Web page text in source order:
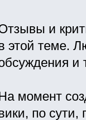
и
этой теме.
и
момент
по сути,